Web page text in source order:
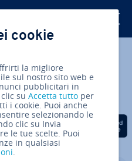
Control
del
via Facebook
Condividi via Twitter
Condividi via
cookie
la migliore
sul nostro sito web e
pubblicitari in
clic suAccetta tutto per
i cookie. Puoi anche
selezionando le
clic su Invia
le tue scelte. Puoi
in qualsiasi
.